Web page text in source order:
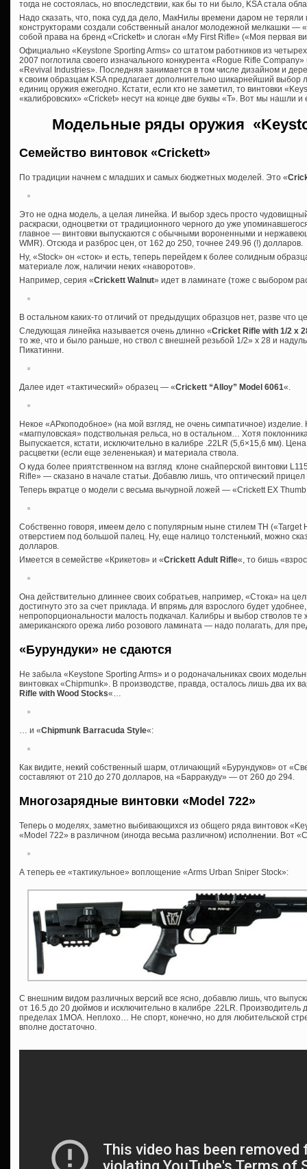
тогда не состоялась, но впоследствии, как бы то ни было, KSA стала
Надо сказать, что, пока суд да дело, МакНилы времени даром не
конструкторами создали собственный аналог молодежной мелкашки —
собой права на бренд «Crickett» и слоган «My First Rifle» («Моя первая
Официально «Keystone Sporting Arms» со штатом работников из четырех
2007 поглотила своего изначального конкурента «Rogue Rifle
«Revival Industries». Последняя занимается в том числе дизайном и
к своим образцам KSA предлагает дополнительно шикарнейший выбор
единиц оружия ежегодно. Кстати, если кто не заметил, то винтовки
«калибровских» «Cricket» несут на конце две буквы «Т». Вот мы нашли
Модельные ряды оружия
Семейство винтовок «Crickett»
По традиции начнем с младших и самых бюджетных моделей. Это «
Это не одна модель, а целая линейка. И выбор здесь просто
раскраски, одноцветки от традиционного черного до уже
главное — винтовки выпускаются с обычными вороненными и
WMR). Отсюда и разброс цен, от 162 до 250, точнее 249.96 (!) долларов.
Ну, «Stock» он «сток» и есть, теперь перейдем к более солидным
материале лож, наличии неких «наворотов».
Например, серия «Crickett Walnut» идет в ламинате (тоже с выбором
В остальном каких-то отличий от предыдущих образцов нет, разве что
Следующая линейка называется очень длинно «Cricket Rifle with 1/2 x
то же, что и было раньше, но ствол с внешней резьбой 1/2» x 28 и
Пикатинни.
Далее идет «тактический» образец — «Crickett “Alloy” Model 6061«.
Некое «АРкоподобное» (на мой взгляд, не очень симпатичное) изделие.
«магпуловская» подствольная рельса, но в остальном… Хотя
Выпускается, кстати, исключительно в калибре .22LR (5,6×15,6 мм).
расцветки (если еще зелененькая) и материала ствола.
О куда более приятственном на взгляд клоне снайперской винтовки
Rifle» — сказано в начале статьи. Добавлю лишь, что оптический прицел
Теперь вкратце о модели с весьма вычурной ложей — «Crickett EX
Собственно говоря, имеем дело с популярным ныне стилем ТН («Target
отверстием под большой палец. Ну, еще налицо толстенький, можно
долларов.
Имеется в семействе «Крикетов» и «Crickett Adult Rifle«, то бишь
Она действительно длиннее своих собратьев, например, «Стока» на
достигнуто это за счет приклада. И впрямь для взрослого будет
непропорциональности малость подкачал. Калибры и выбор стволов те
американского орежа либо розового ламината — надо полагать, для
«Бурундуки» не сдаются
Не забыла «Keystone Sporting Arms» и о родоначальниках своих
винтовках «Chipmunk». В производстве, правда, осталось лишь два их
Rifle with Wood Stocks«…
… и «Chipmunk Barracuda Style«:
Как видите, некий собственный шарм, отличающий «Бурундуков» от
составляют от 210 до 270 долларов, на «Барракуду» — от 260 до 294.
Многозарядные винтовки «Model 722»
Теперь о моделях, заметно выбивающихся из общего ряда винтовок
«Model 722» в различном (иногда весьма различном) исполнении. Вот
А теперь ее «тактикульное» воплощение «Arms Urban Sniper Stock»:
С внешним видом различных версий все ясно, добавлю лишь, что
от 16.5 до 20 дюймов и исключительно в калибре .22LR. Производитель
пределах 1МОА. Неплохо… Не спорт, конечно, но для любительской
вполне достаточно.